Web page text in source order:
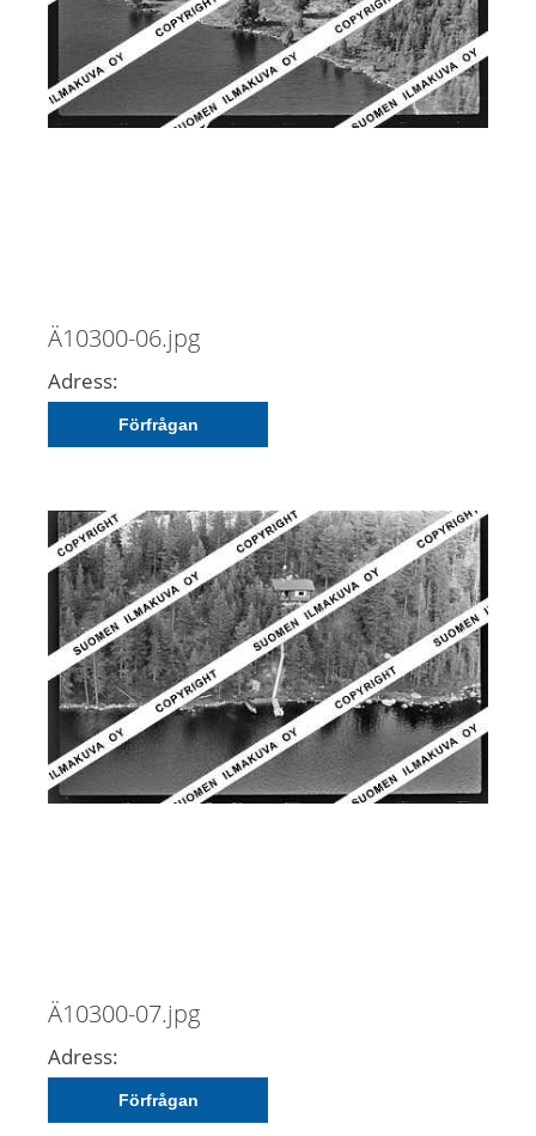
Ä10300-06.jpg
Adress:
Förfrågan
Ä10300-07.jpg
Adress:
Förfrågan